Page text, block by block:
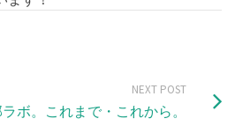
NEXT POST
ボ。これまで・これから。